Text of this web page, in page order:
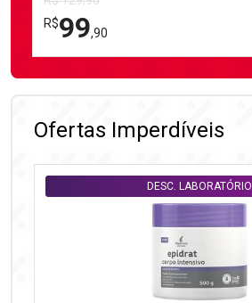
R$99,90
Ofertas Imperdíveis
DESC. LABORATÓRIO
DESC. LABORATÓRIO